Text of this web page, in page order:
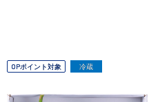
OPポイント対象 冷蔵